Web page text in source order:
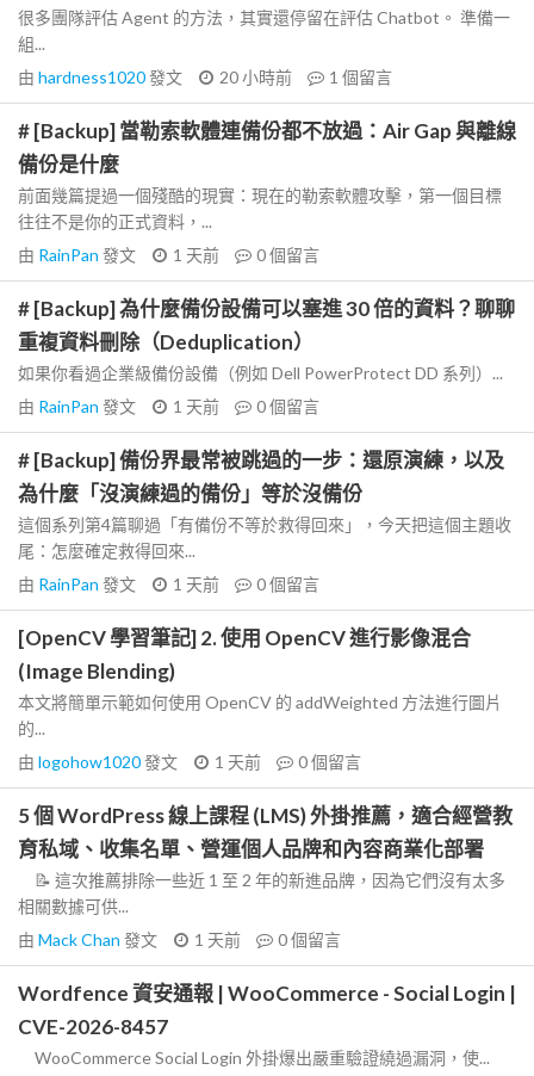
很多團隊評估 Agent 的方法，其實還停留在評估 Chatbot。 準備一
組...
由 hardness1020發文 20 小時前 1 個留言
# [Backup] 當勒索軟體連備份都不放過：Air Gap 與離線
備份是什麼
前面幾篇提過一個殘酷的現實：現在的勒索軟體攻擊，第一個目標
往往不是你的正式資料，...
由 RainPan 發文 1 天前 0個留言
# [Backup] 為什麼備份設備可以塞進 30 倍的資料？聊聊
重複資料刪除（Deduplication）
如果你看過企業級備份設備（例如 Dell PowerProtect DD 系列）...
由 RainPan 發文 1 天前 0個留言
# [Backup] 備份界最常被跳過的一步：還原演練，以及
為什麼「沒演練過的備份」等於沒備份
這個系列第4篇聊過「有備份不等於救得回來」，今天把這個主題收
尾：怎麼確定救得回來...
由 RainPan 發文 1 天前 0個留言
[OpenCV 學習筆記] 2. 使用 OpenCV 進行影像混合
(Image Blending)
本文將簡單示範如何使用 OpenCV 的 addWeighted 方法進行圖片
的...
由 logohow1020發文 1 天前 0個留言
5 個 WordPress 線上課程 (LMS) 外掛推薦，適合經營教
育私域、收集名單、營運個人品牌和內容商業化部署
📝 這次推薦排除一些近 1 至 2 年的新進品牌，因為它們沒有太多
相關數據可供...
由 Mack Chan 發文 1 天前 0個留言
Wordfence 資安通報 | WooCommerce - Social Login |
CVE-2026-8457
WooCommerce Social Login 外掛爆出嚴重驗證繞過漏洞，使...